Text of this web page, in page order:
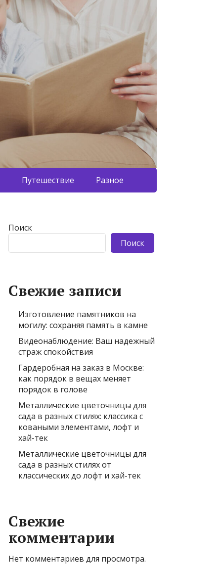
Путешествие Разное
Поиск
Поиск
Свежие записи
Изготовление памятников на
могилу: сохраняя память в камне
Видеонаблюдение: Ваш надежный
страж спокойствия
Гардеробная на заказ в Москве:
как порядок в вещах меняет
порядок в голове
Металлические цветочницы для
сада в разных стилях: классика с
коваными элементами, лофт и
хай-тек
Металлические цветочницы для
сада в разных стилях от
классических до лофт и хай-тек
Свежие
комментарии
Нет комментариев для просмотра.